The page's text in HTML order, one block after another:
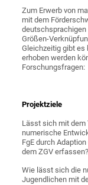
Zum Erwerb von
mit dem
deutschsprachigen
Größen-
Gleichzeitig gibt es
erhoben werden
Forschungsfragen:
Projektziele
Lässt sich mit dem
numerische
FgE durch
dem ZGV erfassen?
Wie lässt sich die
Jugendlichen mit